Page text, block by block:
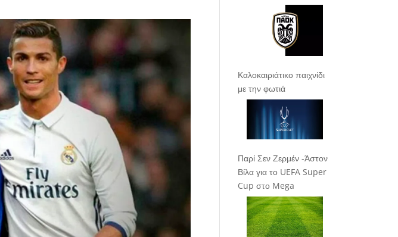
Καλοκαιριάτικο παιχνίδι
με την φωτιά
Παρί Σεν Ζερμέν -Άστον
Βίλα για το UEFA Super
Cup στο Mega